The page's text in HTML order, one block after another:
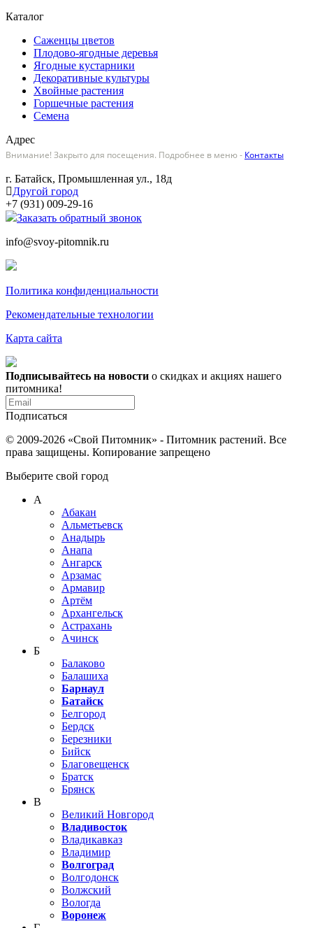
Каталог
Саженцы цветов
Плодово-ягодные деревья
Ягодные кустарники
Декоративные культуры
Хвойные растения
Горшечные растения
Семена
Адрес
Внимание! Закрыто для посещения. Подробнее в меню - Контакты
г. Батайск, Промышленная ул., 18д
Другой город
+7 (931) 009-29-16
Заказать обратный звонок
info@svoy-pitomnik.ru
Политика конфиденциальности
Рекомендательные технологии
Карта сайта
Подписывайтесь на новости о скидках и акциях нашего
питомника!
Подписаться
© 2009-2026 «Свой Питомник» - Питомник растений. Все
права защищены. Копирование запрещено
Выберите свой город
А
Абакан
Альметьевск
Анадырь
Анапа
Ангарск
Арзамас
Армавир
Артём
Архангельск
Астрахань
Ачинск
Б
Балаково
Балашиха
Барнаул
Батайск
Белгород
Бердск
Березники
Бийск
Благовещенск
Братск
Брянск
В
Великий Новгород
Владивосток
Владикавказ
Владимир
Волгоград
Волгодонск
Волжский
Вологда
Воронеж